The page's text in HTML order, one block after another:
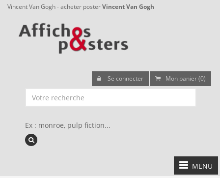
Vincent Van Gogh - acheter posterVincent Van Gogh
Se connecter Mon panier (0)
Ex : monroe, pulp fiction...
MENU